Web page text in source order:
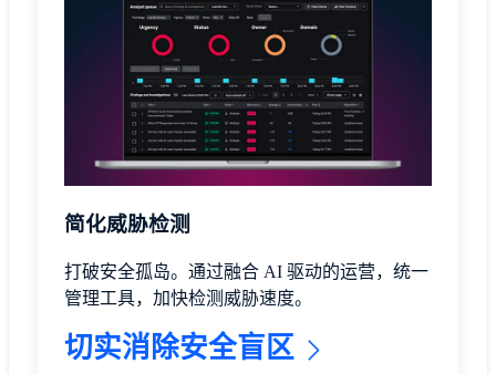
简化威胁检测
打破安全孤岛。通过融合 AI 驱动的运营，统一
管理工具，加快检测威胁速度。
切实消除安全盲区